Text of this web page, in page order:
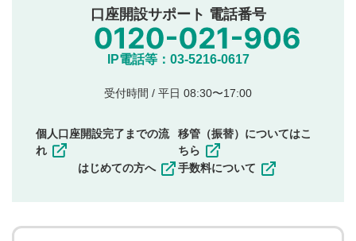
公序良俗に反する内容の投稿
氏名、住所、電話番号など個人を特定できる情報の
他のサイトへの誘導や営利目的、広告・宣伝を目
他者の権利（商標、著作権、その他の知的財産
その他当社が不適切と判断した投稿
一度投稿した評価およびコメントの変更・削除はできま
ことを承諾したものとします。また、利用者は、コメント
口座開設サポート 電話番号
IP電話等：03-5216-0617
受付時間 / 平日 08:30〜17:00
個人口座開設完了までの流
れ
はじめての方へ
移管（振替）についてはこ
ちら
手数料について